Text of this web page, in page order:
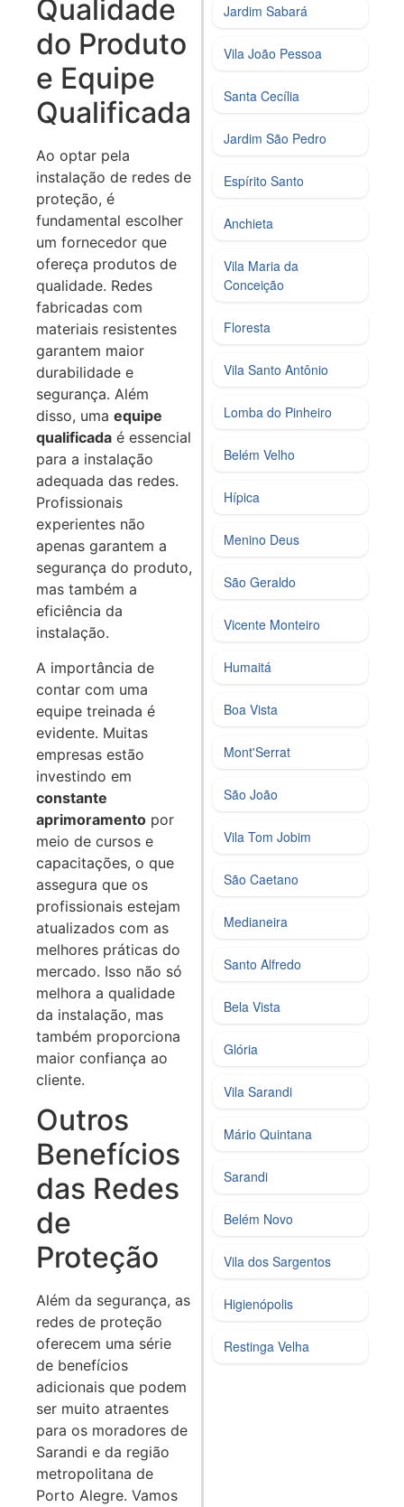
Qualidade
do Produto
e Equipe
Qualificada
Ao optar pela
instalação de redes de
proteção, é
fundamental escolher
um fornecedor que
ofereça produtos de
qualidade. Redes
fabricadas com
materiais resistentes
garantem maior
durabilidade e
segurança. Além
disso, uma equipe
qualificada é essencial
para a instalação
adequada das redes.
Profissionais
experientes não
apenas garantem a
segurança do produto,
mas também a
eficiência da
instalação.
A importância de
contar com uma
equipe treinada é
evidente. Muitas
empresas estão
investindo em
constante
aprimoramento por
meio de cursos e
capacitações, o que
assegura que os
profissionais estejam
atualizados com as
melhores práticas do
mercado. Isso não só
melhora a qualidade
da instalação, mas
também proporciona
maior confiança ao
cliente.
Outros
Benefícios
das Redes
de
Proteção
Além da segurança, as
redes de proteção
oferecem uma série
de benefícios
adicionais que podem
ser muito atraentes
para os moradores de
Sarandi e da região
metropolitana de
Porto Alegre. Vamos
Jardim Sabará
Vila João Pessoa
Santa Cecília
Jardim São Pedro
Espírito Santo
Anchieta
Vila Maria da
Conceição
Floresta
Vila Santo Antônio
Lomba do Pinheiro
Belém Velho
Hípica
Menino Deus
São Geraldo
Vicente Monteiro
Humaitá
Boa Vista
Mont'Serrat
São João
Vila Tom Jobim
São Caetano
Medianeira
Santo Alfredo
Bela Vista
Glória
Vila Sarandi
Mário Quintana
Sarandi
Belém Novo
Vila dos Sargentos
Higienópolis
Restinga Velha